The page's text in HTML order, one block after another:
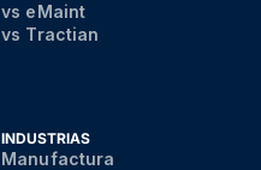
vs eMaint
vs Tractian
INDUSTRIAS
Manufactura